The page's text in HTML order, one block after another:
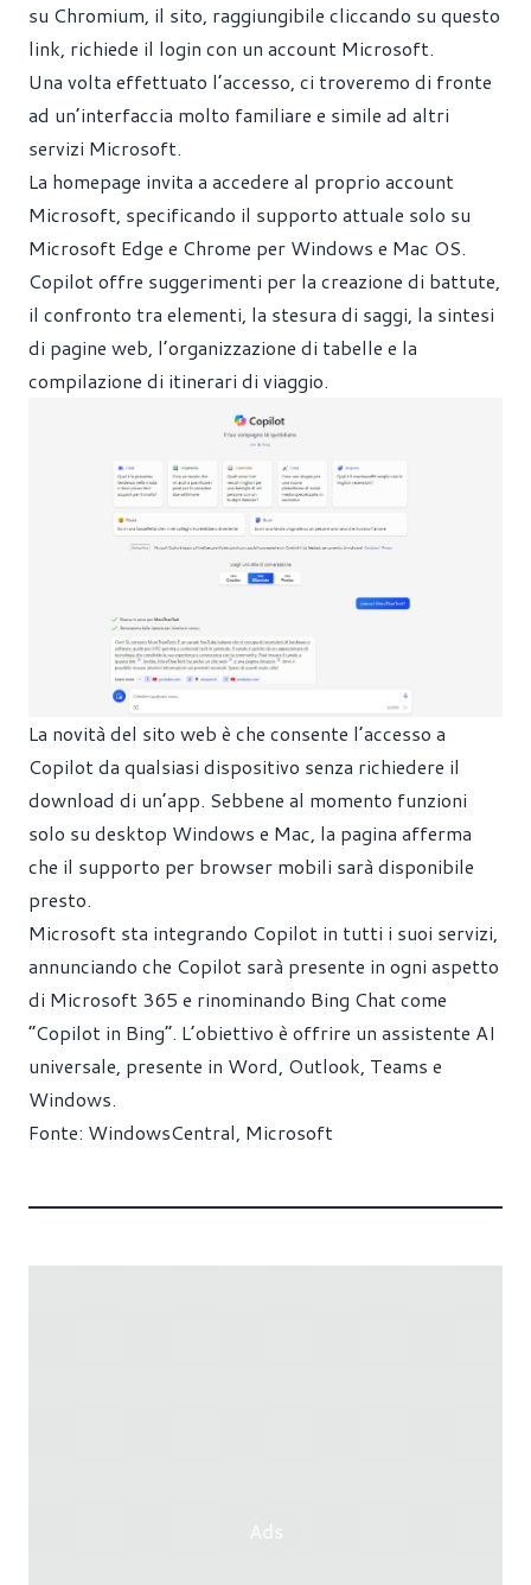
su Chromium, il sito, raggiungibile cliccando su questo
link, richiede il login con un account Microsoft.
Una volta effettuato l’accesso, ci troveremo di fronte
ad un’interfaccia molto familiare e simile ad altri
servizi Microsoft.
La homepage invita a accedere al proprio account
Microsoft, specificando il supporto attuale solo su
Microsoft Edge e Chrome per Windows e Mac OS.
Copilot offre suggerimenti per la creazione di battute,
il confronto tra elementi, la stesura di saggi, la sintesi
di pagine web, l’organizzazione di tabelle e la
compilazione di itinerari di viaggio.
La novità del sito web è che consente l’accesso a
Copilot da qualsiasi dispositivo senza richiedere il
download di un’app. Sebbene al momento funzioni
solo su desktop Windows e Mac, la pagina afferma
che il supporto per browser mobili sarà disponibile
presto.
Microsoft sta integrando Copilot in tutti i suoi servizi,
annunciando che Copilot sarà presente in ogni aspetto
di Microsoft 365 e rinominando Bing Chat come
“Copilot in Bing”. L’obiettivo è offrire un assistente AI
universale, presente in Word, Outlook, Teams e
Windows.
Fonte: WindowsCentral, Microsoft